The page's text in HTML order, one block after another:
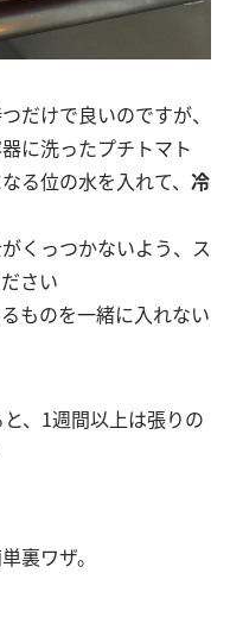
だけで良いのですが、
に洗ったプチトマト
る位の水を入れて、 冷
くっつかないよう、ス
さい
ものを一緒に入れない
、1週間以上は張りの
裏ワザ。